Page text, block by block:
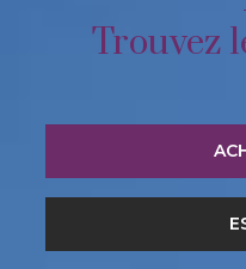
Trouvez